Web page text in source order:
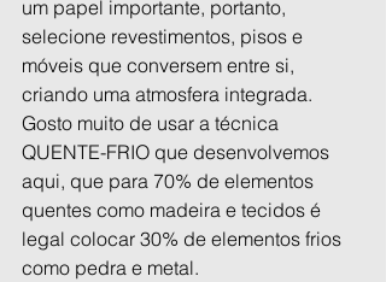
um papel importante, portanto,
selecione revestimentos, pisos e
móveis que conversem entre si,
criando uma atmosfera integrada.
Gosto muito de usar a técnica
QUENTE-FRIO que desenvolvemos
aqui, que para 70% de elementos
quentes como madeira e tecidos é
legal colocar 30% de elementos frios
como pedra e metal.